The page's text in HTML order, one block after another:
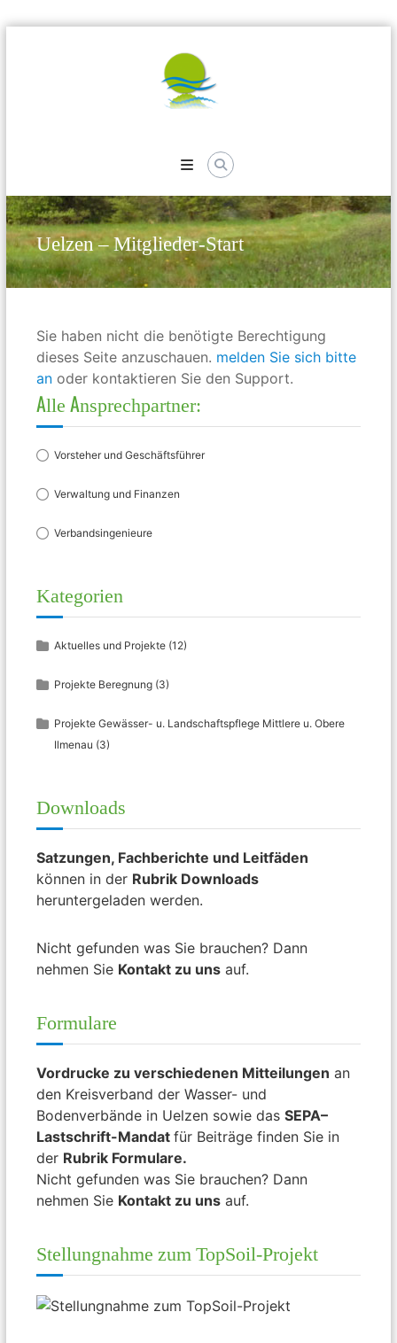
Kreisverband
der
Wasser-
und
Bodenverbände
Uelzen
Uelzen – Mitglieder-Start
Sie haben nicht die benötigte Berechtigung
dieses Seite anzuschauen. melden Sie sich bitte
an oder kontaktieren Sie den Support.
Alle Ansprechpartner:
Vorsteher und Geschäftsführer
Verwaltung und Finanzen
Verbandsingenieure
Kategorien
Aktuelles und Projekte (12)
Projekte Beregnung (3)
Projekte Gewässer- u. Landschaftspflege Mittlere u. Obere
Ilmenau (3)
Downloads
Satzungen, Fachberichte und Leitfäden
können in der Rubrik Downloads
heruntergeladen werden.
Nicht gefunden was Sie brauchen? Dann
nehmen Sie Kontakt zu uns auf.
Formulare
Vordrucke zu verschiedenen Mitteilungen an
den Kreisverband der Wasser- und
Bodenverbände in Uelzen sowie dasSEPA–
Lastschrift-Mandatfür Beiträge finden Sie in
der Rubrik Formulare.
Nicht gefunden was Sie brauchen? Dann
nehmen Sie Kontakt zu uns auf.
Stellungnahme zum TopSoil-Projekt